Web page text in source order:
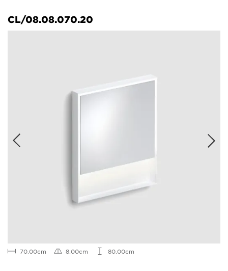
CL/08.08.070.20
70.00cm 8.00cm 80.00cm